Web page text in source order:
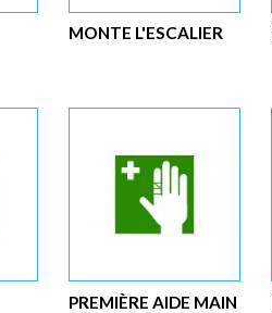
MONTE L'ESCALIER
PREMIÈRE AIDE MAIN